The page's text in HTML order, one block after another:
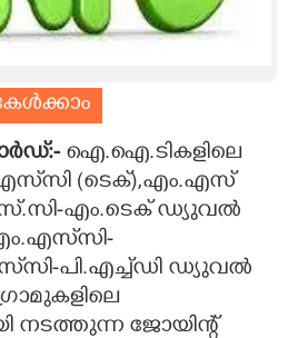
ഐ.ഐ.ടികളിലെ
(ടെക്),എം.എസ്
എം.ടെക് ഡ്യുവൽ
എം.എസ്‌സി-
പി.എച്ച്‌ഡി ഡ്യുവൽ
നടത്തുന്ന ജോയിന്റ്